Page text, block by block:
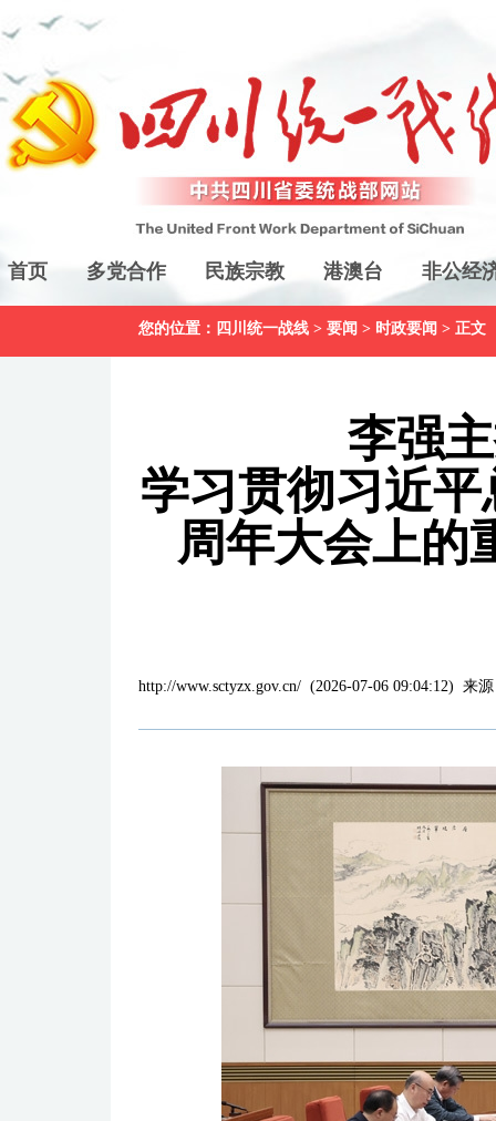
首页 多党合作 民族宗教 港澳台 非公经
您的位置： 四川统一战线 > 要闻 > 时政要闻 > 正文
李强
学习贯彻习近
周年大会上的
http://www.sctyzx.gov.cn/ (2026-07-06 09:04:12) 来